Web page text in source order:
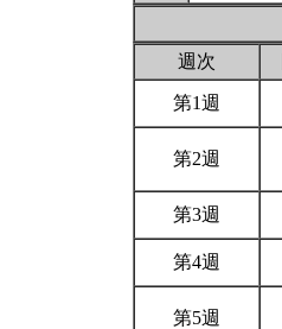
週次
第1週
第2週
第3週
第4週
第5週